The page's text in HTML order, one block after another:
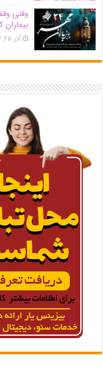
وقتی
بیماران
آذر ۲۵, ۱۴۰۴